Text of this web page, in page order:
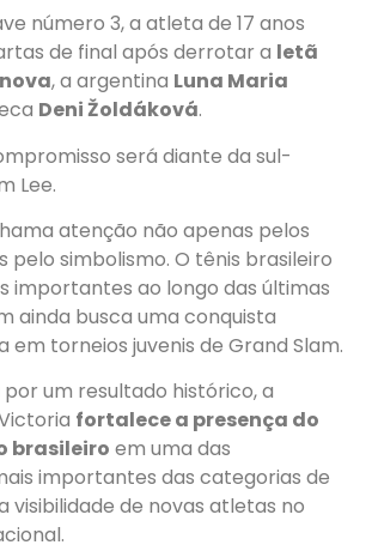
número 3, a atleta de 17 anos
de final após derrotar a letã
, a argentina Luna Maria
Deni Žoldáková.
será diante da sul-
Lee.
atenção não apenas pelos
pelo simbolismo. O tênis brasileiro
importantes ao longo das últimas
ainda busca uma conquista
em torneios juvenis de Grand Slam.
um resultado histórico, a
fortalece a presença do
brasileiro em uma das
importantes das categorias de
visibilidade de novas atletas no